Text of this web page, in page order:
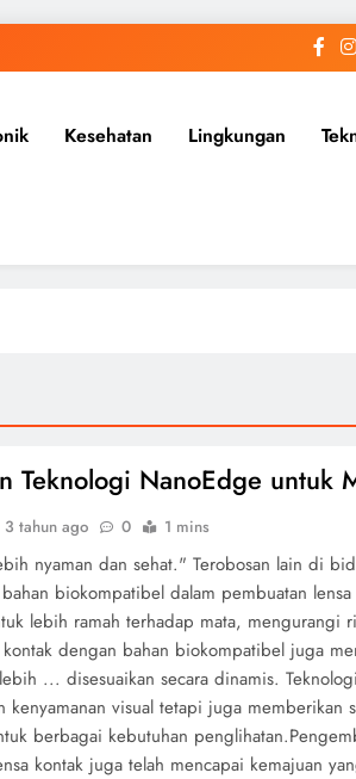
Kesehatan Lingkungan
Teknologi NanoEdge untuk
3 tahun ago 0 1 mins
nyaman dan sehat." Terobosan lain di
biokompatibel dalam pembuatan
lebih ramah terhadap mata, mengurangi
dengan bahan biokompatibel juga
... disesuaikan secara dinamis.
kenyamanan visual tetapi juga memberikan
berbagai kebutuhan
kontak juga telah mencapai kemajuan